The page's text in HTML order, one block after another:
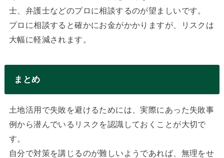
士、弁護士などのプロに相談するのが望ましいです。
プロに相談すると確かにお金がかかりますが、リスクは
大幅に軽減されます。
まとめ
土地活用で失敗を避けるためには、実際にあった失敗事
例から潜んでいるリスクを認識しておくことが大切で
す。
自分で対策を講じるのが難しいようであれば、無理をせ